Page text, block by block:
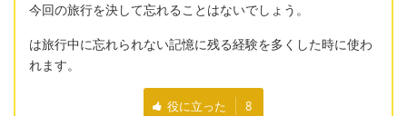
今回の旅行を決して忘れることはないでしょう。
は旅行中に忘れられない記憶に残る経験を多くした時に使わ
れます。
役に立った 8